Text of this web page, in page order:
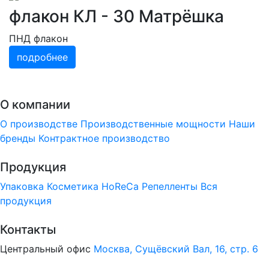
флакон КЛ - 30 Матрёшка
ПНД флакон
подробнее
О компании
О производстве Производственные мощности Наши
бренды Контрактное производство
Продукция
Упаковка Косметика HoReCa Репелленты Вся
продукция
Контакты
Центральный офис Москва, Сущёвский Вал, 16, стр. 6